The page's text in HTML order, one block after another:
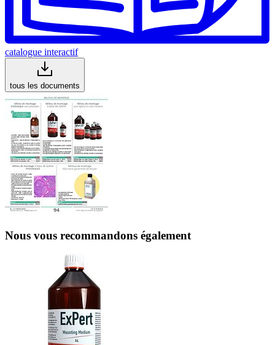
catalogue interactif
tous les documents
Nous vous recommandons également